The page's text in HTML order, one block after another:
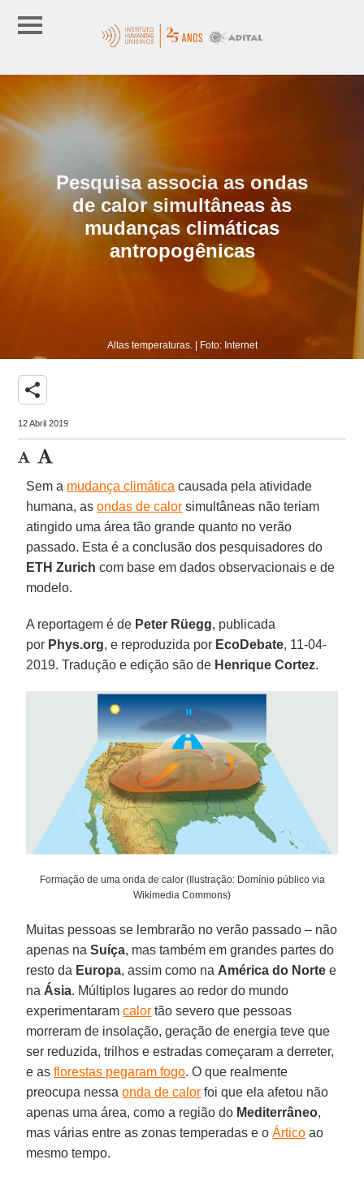
Pesquisa associa as ondas
de calor simultâneas às
mudanças climáticas
antropogênicas
Altas temperaturas. | Foto: Internet
share
12 Abril 2019
Sem a mudança climática causada pela atividade
humana, asondas de calor simultâneas não teriam
atingido uma área tão grande quanto no verão
passado. Esta é a conclusão dos pesquisadores do
ETH Zurich com base em dados observacionais e de
modelo.
A reportagem é de Peter Rüegg, publicada
por Phys.org, e reproduzida por EcoDebate, 11-04-
2019. Tradução e edição são de Henrique Cortez.
Formação de uma onda de calor (Ilustração: Domínio público via
Wikimedia Commons)
Muitas pessoas se lembrarão no verão passado – não
apenas naSuíça, mas também em grandes partes do
resto da Europa, assim como na América do Norte e
na Ásia. Múltiplos lugares ao redor do mundo
experimentaramcalor tão severo que pessoas
morreram de insolação, geração de energia teve que
ser reduzida, trilhos e estradas começaram a derreter,
e as florestas pegaram fogo. O que realmente
preocupa nessaonda de calor foi que ela afetou não
apenas uma área, como a região do Mediterrâneo,
mas várias entre as zonas temperadas e oÁrtico ao
mesmo tempo.